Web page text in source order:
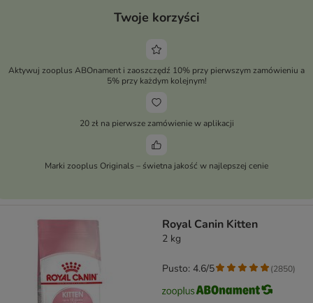
Twoje korzyści
Aktywuj zooplus ABOnament i zaoszczędź 10% przy pierwszym zamówieniu a
5% przy każdym kolejnym!
20 zł na pierwsze zamówienie w aplikacji
Marki zooplus Originals – świetna jakość w najlepszej cenie
Royal Canin Kitten
2 kg
Pusto: 4.6/5 (2850)